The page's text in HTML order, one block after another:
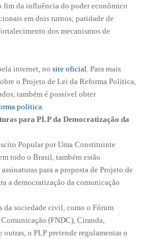
fim da influência do poder econômico
em dois turnos; paridade de
dos mecanismos de
internet, no site oficial . Para mais
o Projeto de Lei da Reforma Política,
também é possível obter
política
para PLP da Democratização da
Popular por Uma Constituinte
todo o Brasil, também estão
para a proposta de Projeto de
a democratização da comunicação
da sociedade civil, como o Fórum
(FNDC), Ciranda,
outras, o PLP pretende regulamentar o